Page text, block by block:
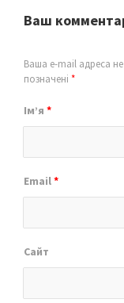
Ваш
Ваша e-mail адреса
позначені *
Ім’я *
Email*
Сайт